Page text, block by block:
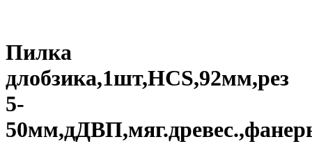
Пилка
длобзика,1шт,HCS,92мм,рез
5-